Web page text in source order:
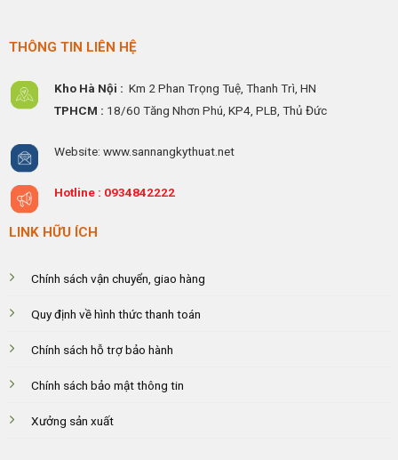
THÔNG TIN LIÊN HỆ
Kho Hà Nội : Km 2 Phan Trọng Tuệ, Thanh Trì, HN
TPHCM : 18/60 Tăng Nhơn Phú, KP4, PLB, Thủ Đức
Website: www.sannangkythuat.net
Hotline : 0934842222
LINK HỮU ÍCH
Chính sách vận chuyển, giao hàng
Quy định về hình thức thanh toán
Chính sách hỗ trợ bảo hành
Chính sách bảo mật thông tin
Xưởng sản xuất